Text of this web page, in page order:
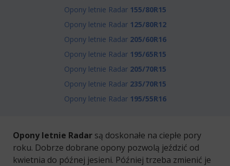
Opony letnie Radar 155/80R15
Opony letnie Radar 125/80R12
Opony letnie Radar 205/60R16
Opony letnie Radar 195/65R15
Opony letnie Radar 205/70R15
Opony letnie Radar 235/70R15
Opony letnie Radar 195/55R16
Opony letnie Radar są doskonałe na ciepłe pory
roku. Dobrze dobrane opony pozwolą jeździć od
kwietnia do późnej jesieni. Później trzeba zmienić je